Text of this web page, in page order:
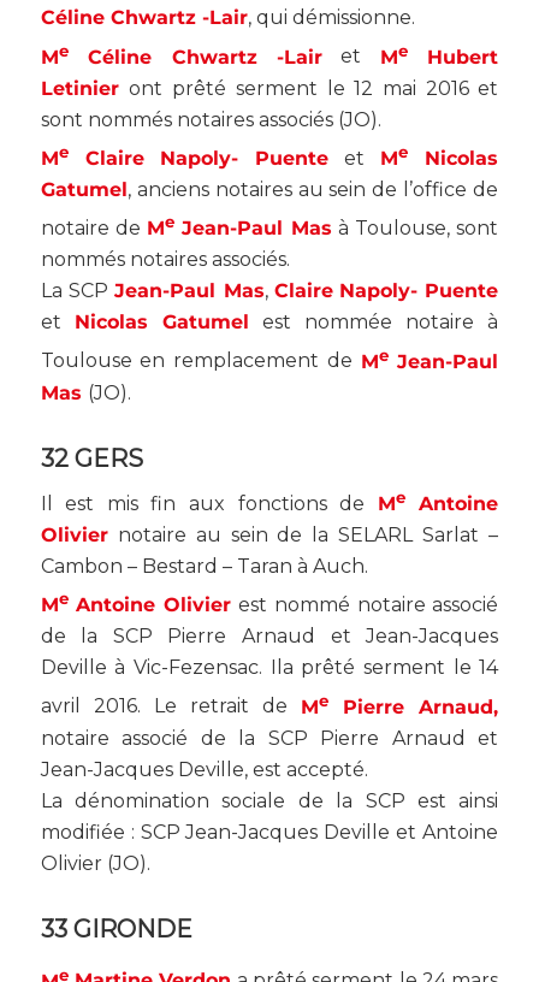
Céline Chwartz -Lair, qui démissionne.
MeCéline Chwartz -Lair et MeHubert
Letinieront prêté serment le 12 mai 2016 et
sont nommés notaires associés (JO).
MeClaire Napoly- Puente et Me
Nicolas
Gatumel, anciens notaires au sein de l’office de
notaire de Me Jean-Paul Mas à Toulouse, sont
nommés notaires associés.
La SCPJean-Paul Mas, Claire Napoly- Puente
et Nicolas Gatumel est nommée notaire à
Toulouse en remplacement de MeJean-Paul
Mas (JO).
32 GERS
Il est mis fin aux fonctions de MeAntoine
Oliviernotaire au sein de la SELARL Sarlat –
Cambon – Bestard – Taran à Auch.
MeAntoine Olivier est nommé notaire associé
de la SCP Pierre Arnaud et Jean-Jacques
Deville à Vic-Fezensac. Ila prêté serment le 14
avril 2016. Le retrait de Me
Pierre Arnaud,
notaire associé de la SCP Pierre Arnaud et
Jean-Jacques Deville, est accepté.
La dénomination sociale de la SCP est ainsi
modifiée : SCP Jean-Jacques Deville et Antoine
Olivier (JO).
33 GIRONDE
e